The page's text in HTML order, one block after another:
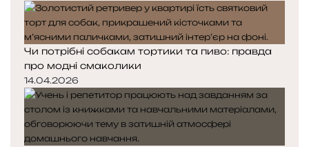
Чи потрібні собакам тортики та пиво: правда
про модні смаколики
14.04.2026